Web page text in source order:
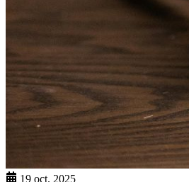
19 oct. 2025